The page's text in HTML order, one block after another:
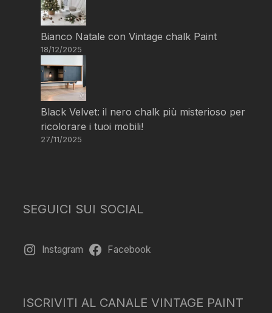
Bianco Natale con Vintage chalk Paint
18/12/2025
Black Velvet: il nero chalk più misterioso per
ricolorare i tuoi mobili!
27/11/2025
SEGUICI SUI SOCIAL
Instagram Facebook
ISCRIVITI AL CANALE VINTAGE PAINT